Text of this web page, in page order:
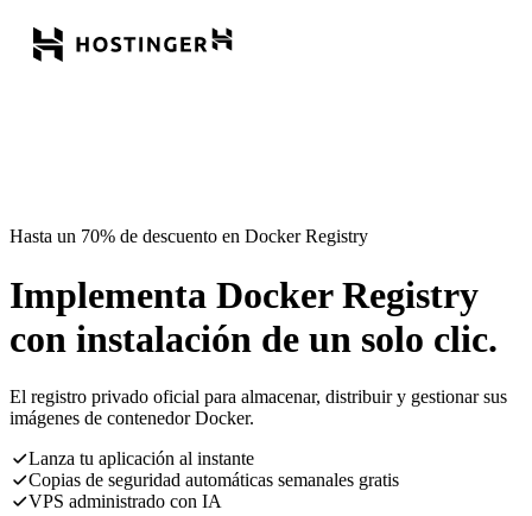
Hasta un 70% de descuento en Docker Registry
Implementa Docker Registry
con instalación de un solo clic.
El registro privado oficial para almacenar, distribuir y gestionar sus
imágenes de contenedor Docker.
Lanza tu aplicación al instante
Copias de seguridad automáticas semanales gratis
VPS administrado con IA